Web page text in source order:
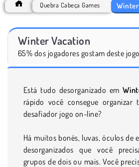
Quebra Cabeça Games
Winter Vacation
65% dos jogadores gostam deste jogo
Está tudo desorganizado em
rápido você consegue
desafiador jogo on-line?
Há muitos bonés, luvas, óculos de
desorganizados que você
grupos de dois ou mais. Você